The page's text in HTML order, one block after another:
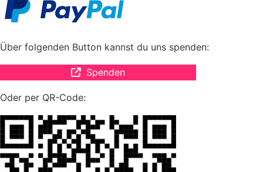
Über folgenden Button kannst du uns spenden:
Spenden
Oder per QR-Code: